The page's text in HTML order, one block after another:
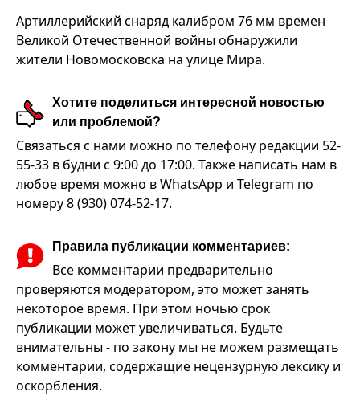
Артиллерийский снаряд калибром 76 мм времен
Великой Отечественной войны обнаружили
жители Новомосковска на улице Мира.
Хотите поделиться интересной новостью
или проблемой?
Связаться с нами можно по телефону редакции 52-
55-33 в будни с 9:00 до 17:00. Также написать нам в
любое время можно в WhatsApp и Telegram по
номеру 8 (930) 074-52-17.
Правила публикации комментариев:
Все комментарии предварительно
проверяются модератором, это может занять
некоторое время. При этом ночью срок
публикации может увеличиваться. Будьте
внимательны - по закону мы не можем размещать
комментарии, содержащие нецензурную лексику и
оскорбления.